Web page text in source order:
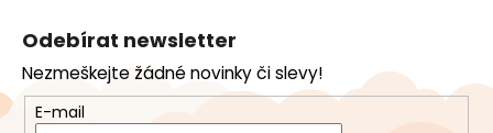
a
t
Odebírat newsletter
Nezmeškejte žádné novinky či slevy!
E-mail